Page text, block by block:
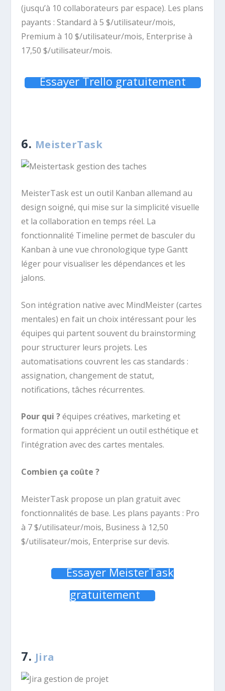
(jusqu’à 10 collaborateurs par espace). Les plans
payants : Standard à 5 $/utilisateur/mois,
Premium à 10 $/utilisateur/mois, Enterprise à
17,50 $/utilisateur/mois.
Essayer Trello gratuitement
6. MeisterTask
MeisterTask est un outil Kanban allemand au
design soigné, qui mise sur la simplicité visuelle
et la collaboration en temps réel. La
fonctionnalité Timeline permet de basculer du
Kanban à une vue chronologique type Gantt
léger pour visualiser les dépendances et les
jalons.
Son intégration native avec MindMeister (cartes
mentales) en fait un choix intéressant pour les
équipes qui partent souvent du brainstorming
pour structurer leurs projets. Les
automatisations couvrent les cas standards :
assignation, changement de statut,
notifications, tâches récurrentes.
Pour qui ?équipes créatives, marketing et
formation qui apprécient un outil esthétique et
l’intégration avec des cartes mentales.
Combien ça coûte ?
MeisterTask propose un plan gratuit avec
fonctionnalités de base. Les plans payants : Pro
à 7 $/utilisateur/mois, Business à 12,50
$/utilisateur/mois, Enterprise sur devis.
Essayer MeisterTask
gratuitement
7. Jira